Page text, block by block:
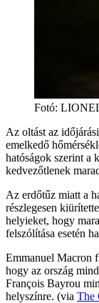
Fotó:
Az oltást az
emelkedő
hatóságok szerint a
kedvezőtlenek
Az erdőtűz miatt a
részlegesen
helyieket, hogy
felszólítása esetén
Emmanuel Macron
hogy az ország
François Bayrou
helyszínre. (via The